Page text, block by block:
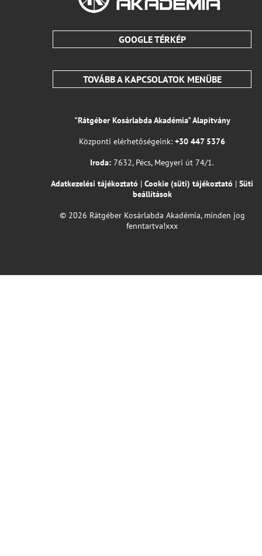
GOOGLE TÉRKÉP
TOVÁBB A KAPCSOLATOK MENÜBE
"Rátgéber Kosárlabda Akadémia" Alapítvány
Központi elérhetőségeink: +30 447 5376
Iroda: 7632, Pécs, Megyeri út 74/1.
Adatkezelési tájékoztató | Cookie (süti) tájékoztató | Süti
beállítások
© 2026 Rátgéber Kosárlabda Akadémia, minden jog
fenntartva!xxx